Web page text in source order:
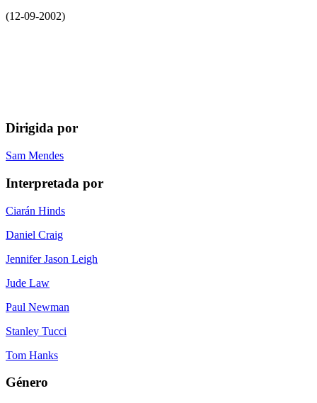
(12-09-2002)
Dirigida por
Sam Mendes
Interpretada por
Ciarán Hinds
Daniel Craig
Jennifer Jason Leigh
Jude Law
Paul Newman
Stanley Tucci
Tom Hanks
Género